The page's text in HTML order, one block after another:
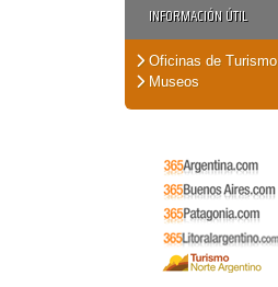
INFORMACIÓN ÚTIL
Oficinas de Turismo
Museos